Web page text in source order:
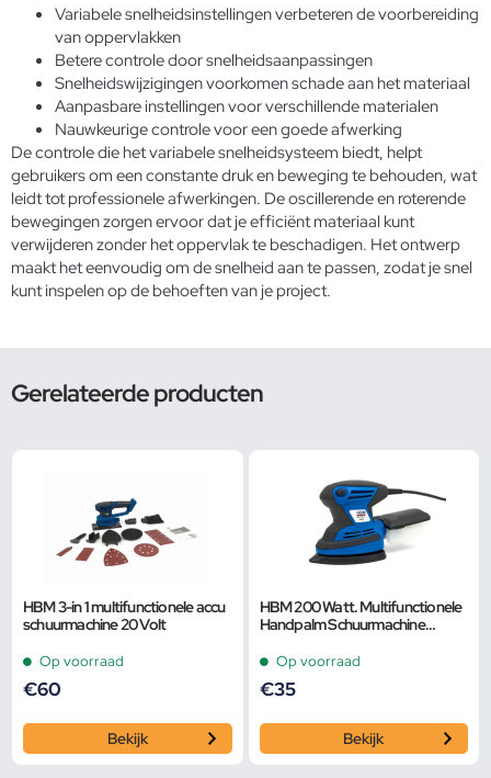
Variabele snelheidsinstellingen verbeteren de voorbereiding
van oppervlakken
Betere controle door snelheidsaanpassingen
Snelheidswijzigingen voorkomen schade aan het materiaal
Aanpasbare instellingen voor verschillende materialen
Nauwkeurige controle voor een goede afwerking
De controle die het variabele snelheidsysteem biedt, helpt
gebruikers om een constante druk en beweging te behouden, wat
leidt tot professionele afwerkingen. De oscillerende en roterende
bewegingen zorgen ervoor dat je efficiënt materiaal kunt
verwijderen zonder het oppervlak te beschadigen. Het ontwerp
maakt het eenvoudig om de snelheid aan te passen, zodat je snel
kunt inspelen op de behoeften van je project.
Gerelateerde producten
HBM 3-in 1 multifunctionele accu
schuurmachine 20 Volt
Op voorraad
€60
Bekijk
HBM 200 Watt. Multifunctionele
Handpalm Schuurmachine
Op voorraad
€35
Bekijk